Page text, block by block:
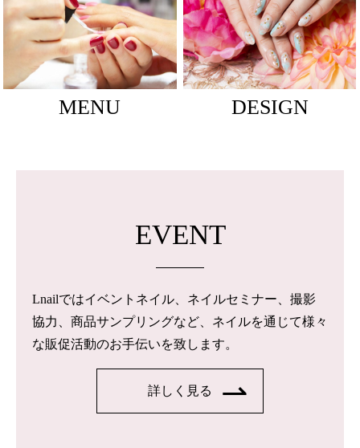
MENU DESIGN
EVENT
Lnailではイベントネイル、ネイルセミナー、撮影
協力、商品サンプリングなど、ネイルを通じて様々
な販促活動のお手伝いを致します。
詳しく見る